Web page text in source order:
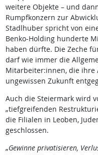
weitere Objekte – und
Rumpfkonzern zur
Stadlhuber spricht von
Benko-Holding hunderte
haben dürfte. Die Zeche
darf wie immer die
Mitarbeiter:innen, die ihre
ungewissen Zukunft
Auch die Steiermark wird
„tiefgreifenden
die Filialen in Leoben,
geschlossen.
„Gewinne privatisieren,